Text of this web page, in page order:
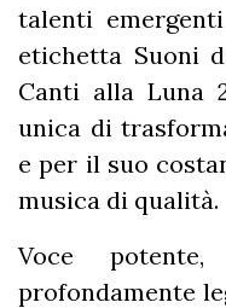
talenti
etichetta Suoni
Canti alla Luna
unica di
e per il suo
musica di qualità.
Voce
profondamente